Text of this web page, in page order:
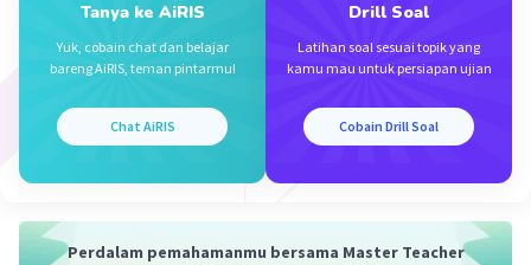
Tanya ke AiRIS
Yuk, cobain chat dan belajar
bareng AiRIS, teman pintarmu!
Chat AiRIS
Drill Soal
Latihan soal sesuai topik yang
kamu mau untuk persiapan ujian
Cobain Drill Soal
Perdalam pemahamanmu bersama Master Teacher